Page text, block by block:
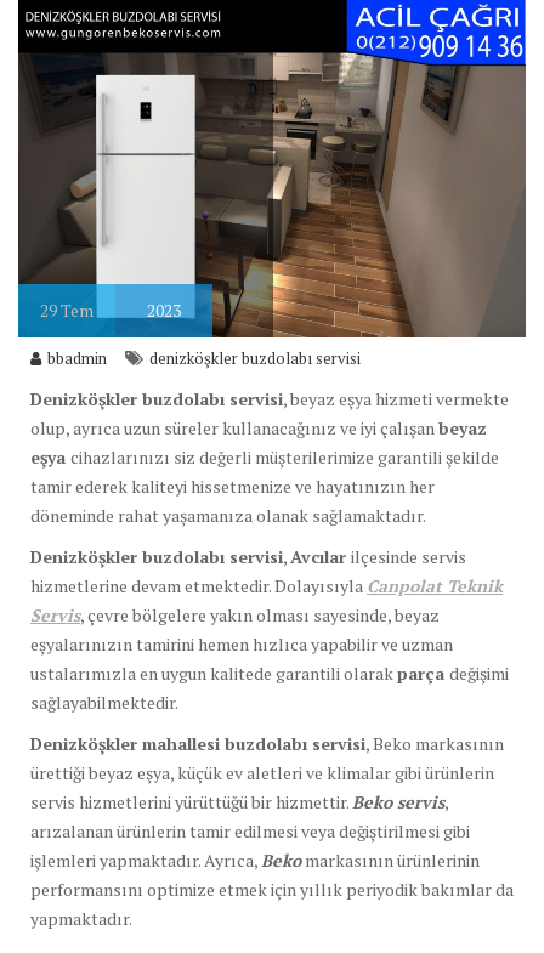
29Tem 2023
bbadmin denizköşkler buzdolabı servisi
Denizköşkler buzdolabı servisi, beyaz eşya hizmeti vermekte
olup, ayrıca uzun süreler kullanacağınız ve iyi çalışan beyaz
eşya cihazlarınızı siz değerli müşterilerimize garantili şekilde
tamir ederek kaliteyi hissetmenize ve hayatınızın her
döneminde rahat yaşamanıza olanak sağlamaktadır.
Denizköşkler buzdolabı servisi, Avcılar ilçesinde servis
hizmetlerine devam etmektedir. Dolayısıyla Canpolat Teknik
Servis, çevre bölgelere yakın olması sayesinde, beyaz
eşyalarınızın tamirini hemen hızlıca yapabilir ve uzman
ustalarımızla en uygun kalitede garantili olarakparça değişimi
sağlayabilmektedir.
Denizköşkler mahallesi buzdolabı servisi, Beko markasının
ürettiği beyaz eşya, küçük ev aletleri ve klimalar gibi ürünlerin
servis hizmetlerini yürüttüğü bir hizmettir. Beko servis,
arızalanan ürünlerin tamir edilmesi veya değiştirilmesi gibi
işlemleri yapmaktadır. Ayrıca, Beko markasının ürünlerinin
performansını optimize etmek için yıllık periyodik bakımlar da
yapmaktadır.